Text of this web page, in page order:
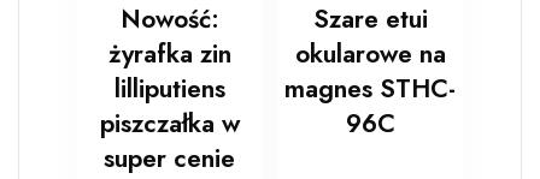
Nowość:
żyrafka zin
lilliputiens
piszczałka w
super cenie
Szare etui
okularowe na
magnes STHC-
96C